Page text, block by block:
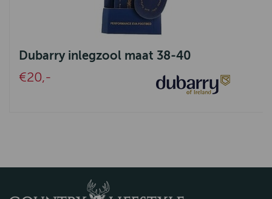
Dubarry inlegzool maat 38-40
€20,-